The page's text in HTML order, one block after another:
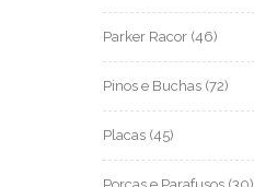
Parker Racor (46)
Pinos e Buchas (72)
Placas (45)